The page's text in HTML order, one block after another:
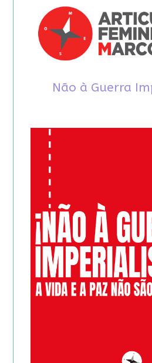
Não à Guerra